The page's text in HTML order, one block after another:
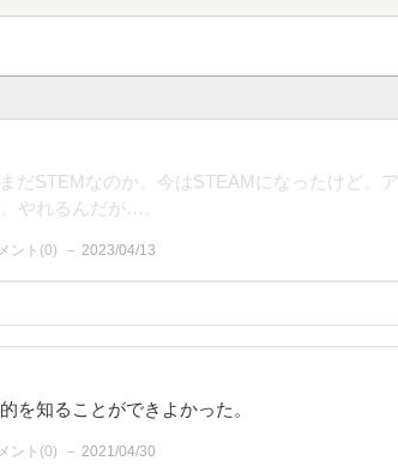
だSTEMなのか。今はSTEAMになったけど。
やれるんだが…。
ント(0) 2023/04/13
を知ることができよかった。
ント(0) 2021/04/30